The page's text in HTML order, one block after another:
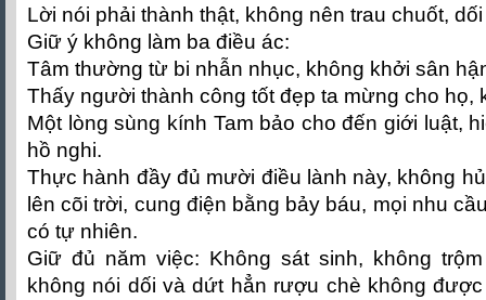
Lời nói phải thành thật, không nên trau chuốt,
Giữ ý không làm ba điều ác:
Tâm thường từ bi nhẫn nhục, không khởi sân
Thấy người thành công tốt đẹp ta mừng cho họ,
Một lòng sùng kính Tam bảo cho đến giới luật,
hồ nghi.
Thực hành đầy đủ mười điều lành này, không
lên cõi trời, cung điện bằng bảy báu, mọi nhu
có tự nhiên.
Giữ đủ năm việc: Không sát sinh, không
không nói dối và dứt hẳn rượu chè không